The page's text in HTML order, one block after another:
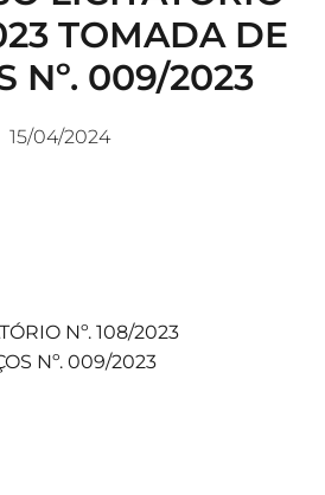
TOMADA DE
Nº. 009/2023
15/04/2024
Nº. 108/2023
Nº. 009/2023